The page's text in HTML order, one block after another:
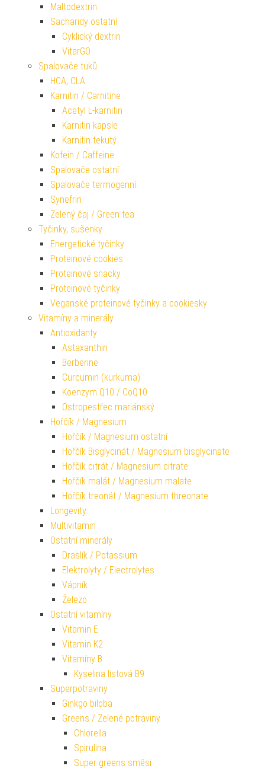
Maltodextrin
Sacharidy ostatní
Cyklický dextrin
VitarGO
Spalovače tuků
HCA, CLA
Karnitin / Carnitine
Acetyl L-karnitin
Karnitin kapsle
Karnitin tekutý
Kofein / Caffeine
Spalovače ostatní
Spalovače termogenní
Synefrin
Zelený čaj / Green tea
Tyčinky, sušenky
Energetické tyčinky
Proteinové cookies
Proteinové snacky
Proteinové tyčinky
Veganské proteinové tyčinky a cookiesky
Vitamíny a minerály
Antioxidanty
Astaxanthin
Berberine
Curcumin (kurkuma)
Koenzym Q10 / CoQ10
Ostropestřec mariánský
Hořčík / Magnesium
Hořčík / Magnesium ostatní
Hořčík Bisglycinát / Magnesium bisglycinate
Hořčík citrát / Magnesium citrate
Hořčík malát / Magnesium malate
Hořčík treonát / Magnesium threonate
Longevity
Multivitamin
Ostatní minerály
Draslík / Potassium
Elektrolyty / Electrolytes
Vápník
Železo
Ostatní vitamíny
Vitamin E
Vitamin K2
Vitamíny B
Kyselina listová B9
Superpotraviny
Ginkgo biloba
Greens / Zelené potraviny
Chlorella
Spirulina
Super greens směsi